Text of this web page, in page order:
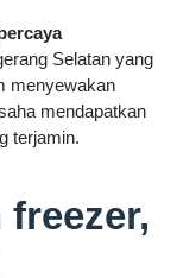
Selatan yang
menyewakan
mendapatkan
terjamin.